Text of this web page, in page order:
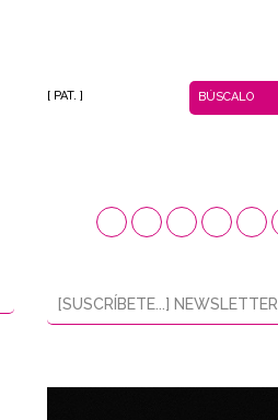
[ PAT. ]
[SUSCRÍBETE...] NEWSLETTER